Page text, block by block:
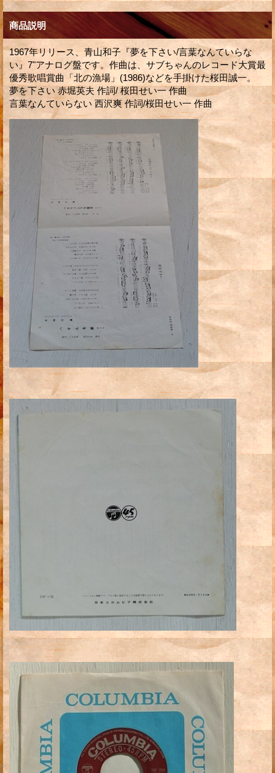
商品説明
1967年リリース、青山和子『夢を下さい/言葉なんていらな
い』7"アナログ盤です。作曲は、サブちゃんのレコード大賞最
優秀歌唱賞曲「北の漁場」(1986)などを手掛けた桜田誠一。
夢を下さい 赤堀英夫 作詞/ 桜田せい一 作曲
言葉なんていらない 西沢爽 作詞/桜田せい一 作曲